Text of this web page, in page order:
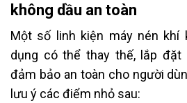
không dầu an toàn
Một số linh kiện máy nén khí
dụng có thể thay thế, lắp đặt
đảm bảo an toàn cho người
lưu ý các điểm nhỏ sau: